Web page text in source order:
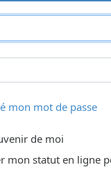
mon mot de passe
de moi
mon statut en ligne